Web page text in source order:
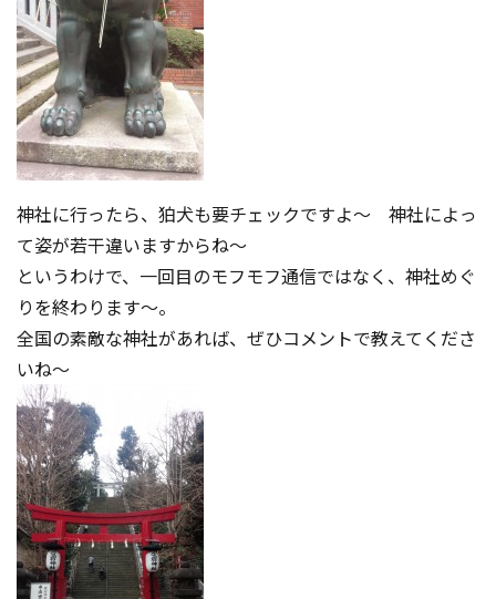
神社に行ったら、狛犬も要チェックですよ～ 神社によっ
て姿が若干違いますからね～
というわけで、一回目のモフモフ通信ではなく、神社めぐ
りを終わります～。
全国の素敵な神社があれば、ぜひコメントで教えてくださ
いね～